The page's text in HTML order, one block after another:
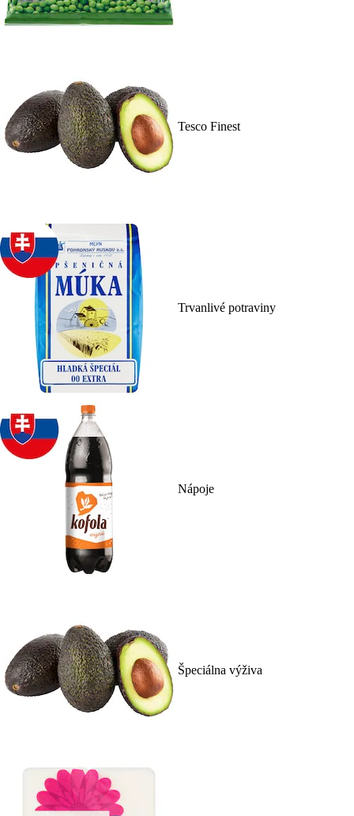
Tesco Finest
Trvanlivé potraviny
Nápoje
Špeciálna výživa